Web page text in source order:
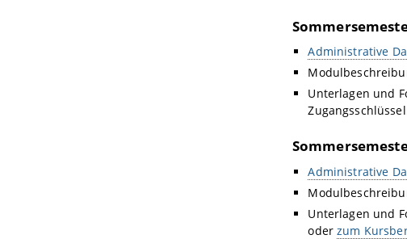
Administrative
Unterlagen und
Administrative
Unterlagen und
oderzum